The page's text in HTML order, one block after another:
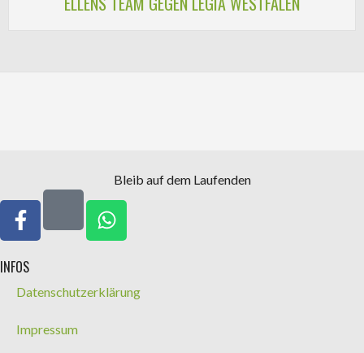
Bleib auf dem Laufenden
INFOS
Datenschutzerklärung
Impressum